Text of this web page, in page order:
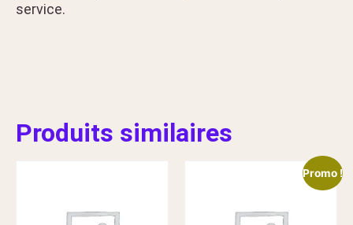
service.
Produits similaires
Promo !